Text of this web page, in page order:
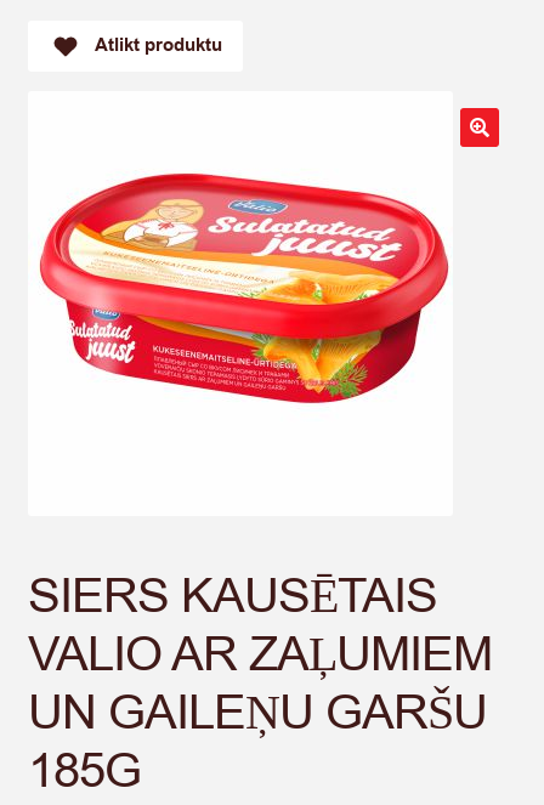
Atlikt produktu
SIERS KAUSĒTAIS
VALIO AR ZAĻUMIEM
UN GAILEŅU GARŠU
185G